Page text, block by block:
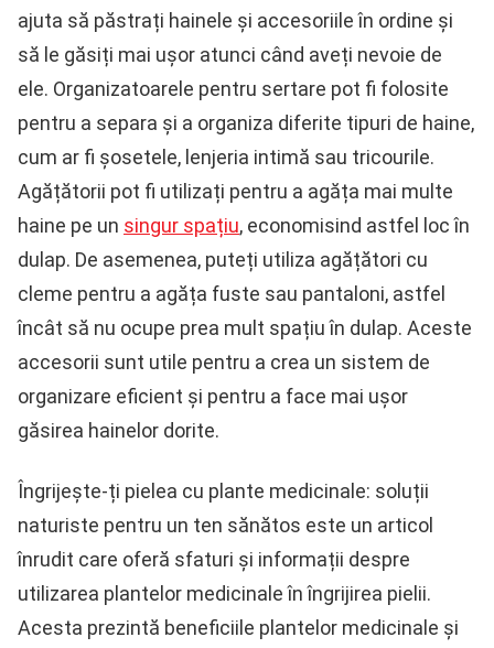
ajuta să păstrați hainele și accesoriile în ordine și
să le găsiți mai ușor atunci când aveți nevoie de
ele. Organizatoarele pentru sertare pot fi folosite
pentru a separa și a organiza diferite tipuri de haine,
cum ar fi șosetele, lenjeria intimă sau tricourile.
Agățătorii pot fi utilizați pentru a agăța mai multe
haine pe un singur spațiu, economisind astfel loc în
dulap. De asemenea, puteți utiliza agățători cu
cleme pentru a agăța fuste sau pantaloni, astfel
încât să nu ocupe prea mult spațiu în dulap. Aceste
accesorii sunt utile pentru a crea un sistem de
organizare eficient și pentru a face mai ușor
găsirea hainelor dorite.
Îngrijește-ți pielea cu plante medicinale: soluții
naturiste pentru un ten sănătos este un articol
înrudit care oferă sfaturi și informații despre
utilizarea plantelor medicinale în îngrijirea pielii.
Acesta prezintă beneficiile plantelor medicinale și